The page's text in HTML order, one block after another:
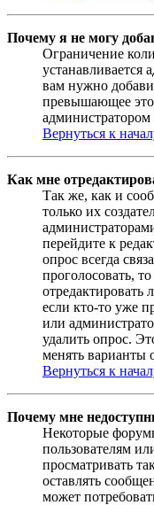
Почему я не могу
Ограничение
устанавливается
вам нужно
превышающее это
Вернуться к
Как мне
Так же, как и
только их
перейдите к
опрос всегда
проголосовать,
отредактировать
если кто-то уже
или
удалить опрос.
менять варианты
Вернуться к
Почему мне
Некоторые
пользователям
просматривать
оставлять
может